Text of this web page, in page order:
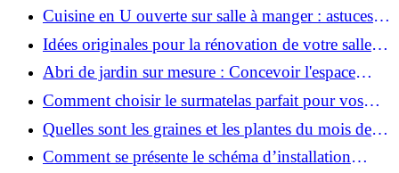
Cuisine en U ouverte sur salle à manger : astuces
d'aménagement
Idées originales pour la rénovation de votre salle de
bain
Abri de jardin sur mesure : Concevoir l'espace
parfait pour vos besoins
Comment choisir le surmatelas parfait pour vos
besoins ?
Quelles sont les graines et les plantes du mois de
mai selon le calendrier lunaire ?
Comment se présente le schéma d’installation